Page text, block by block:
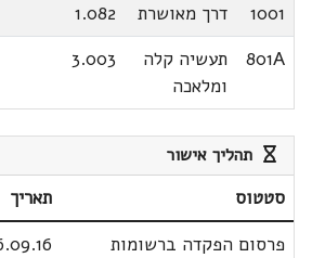
1001
דרך מאושרת
1.082
801A
תעשיה קלה
ומלאכה
3.003
תהליך אישור
סטטוס תאריך
פרסום הפקדה ברשומות